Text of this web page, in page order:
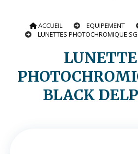
ACCUEIL EQUIPEMENT
LUNETTES PHOTOCHROMIQUE
LUNETTES
BLACK